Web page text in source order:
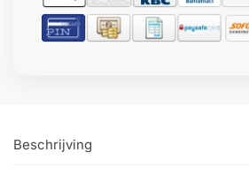
Beschrijving